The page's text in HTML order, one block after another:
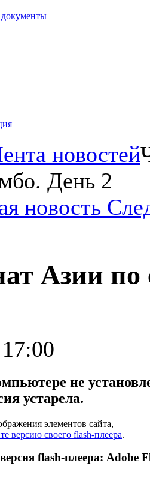
новостей
День 2
новость
Азии по
не
устарела.
элементов сайта,
версию своего flash-плеера.
flash-плеера: Adobe